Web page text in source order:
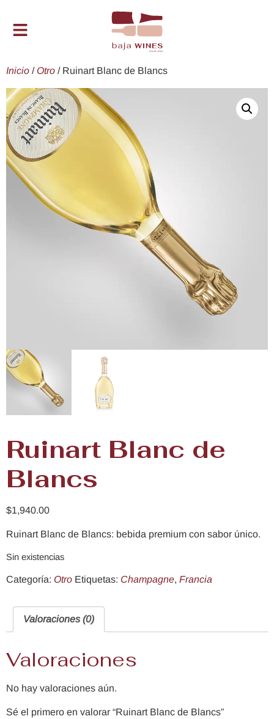
Inicio / Otro / Ruinart Blanc de Blancs
Ruinart Blanc de
Blancs
$1,940.00
Ruinart Blanc de Blancs: bebida premium con sabor único.
Sin existencias
Categoría: Otro Etiquetas: Champagne, Francia
Valoraciones (0)
Valoraciones
No hay valoraciones aún.
Sé el primero en valorar “Ruinart Blanc de Blancs”